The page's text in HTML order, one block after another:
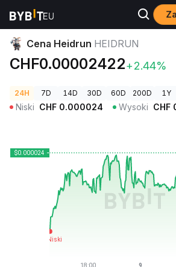
Ceny kryptowalut Cena Heidrun HEIDRUN
Cena Heidrun HEIDRUN
CHF0.00002422+2.44%
24H 7D 14D 30D 60D 200D 1Y
Niski CHF 0.000024 Wysoki CHF